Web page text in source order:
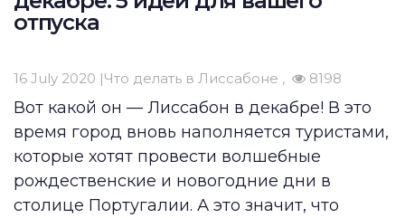
отпуска
16 July 2020 |Что делать в Лиссабоне 8198
Вот какой он — Лиссабон в декабре! В это
время город вновь наполняется туристами,
которые хотят провести волшебные
рождественские и новогодние дни в
столице Португалии. А это значит, что